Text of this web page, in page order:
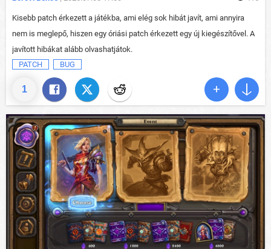
1
Kisebb patch érkezett a játékba, ami elég sok hibát javít, ami annyira
nem is meglepő, hiszen egy óriási patch érkezett egy új kiegészítővel. A
javított hibákat alább olvashatjátok.
PATCH
BUG